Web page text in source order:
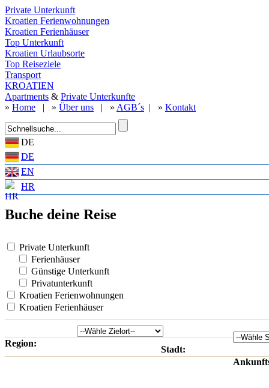
Private Unterkunft
Kroatien Ferienwohnungen
Kroatien Ferienhäuser
Top Unterkunft
Kroatien Urlaubsorte
Top Reiseziele
Transport
KROATIEN
Apartments & Private Unterkunfte
» Home | » Über uns | » AGB´s | » Kontakt
DE
DE
EN
HR
Buche deine Reise
Private Unterkunft
Ferienhäuser
Günstige Unterkunft
Privatunterkunft
Kroatien Ferienwohnungen
Kroatien Ferienhäuser
Region:
Stadt: